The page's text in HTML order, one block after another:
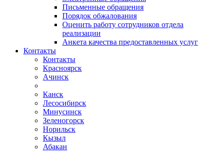
Письменные обращения
Порядок обжалования
Оценить работу сотрудников отдела
реализации
Анкета качества предоставленных услуг
Контакты
Контакты
Красноярск
Ачинск
Канск
Лесосибирск
Минусинск
Зеленогорск
Норильск
Кызыл
Абакан